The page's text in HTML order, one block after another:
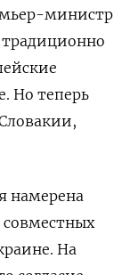
министр
Но теперь
намерена
совместных
На